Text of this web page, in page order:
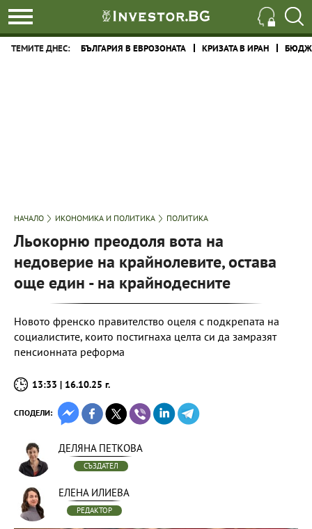
ТЕМИТЕ ДНЕС: БЪЛГАРИЯ В ЕВРОЗОНАТА КРИЗАТА В ИРАН
НАЧАЛО ИКОНОМИКА И ПОЛИТИКА ПОЛИТИКА
Льокорню преодоля вота на
недоверие на крайнолевите, остава
още един - на крайнодесните
Новото френско правителство оцеля с подкрепата на
социалистите, които постигнаха целта си да замразят
пенсионната реформа
13:33 | 16.10.25 г.
СПОДЕЛИ:
ДЕЛЯНА ПЕТКОВА
СЪЗДАТЕЛ
ЕЛЕНА ИЛИЕВА
РЕДАКТОР